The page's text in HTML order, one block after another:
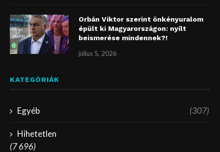
Orbán Viktor szerint önkényuralom
épült ki Magyarországon: nyílt
beismerése mindennek?!
július 5, 2026
KATEGÓRIÁK
Egyéb (307)
Hihetetlen
(7 696)